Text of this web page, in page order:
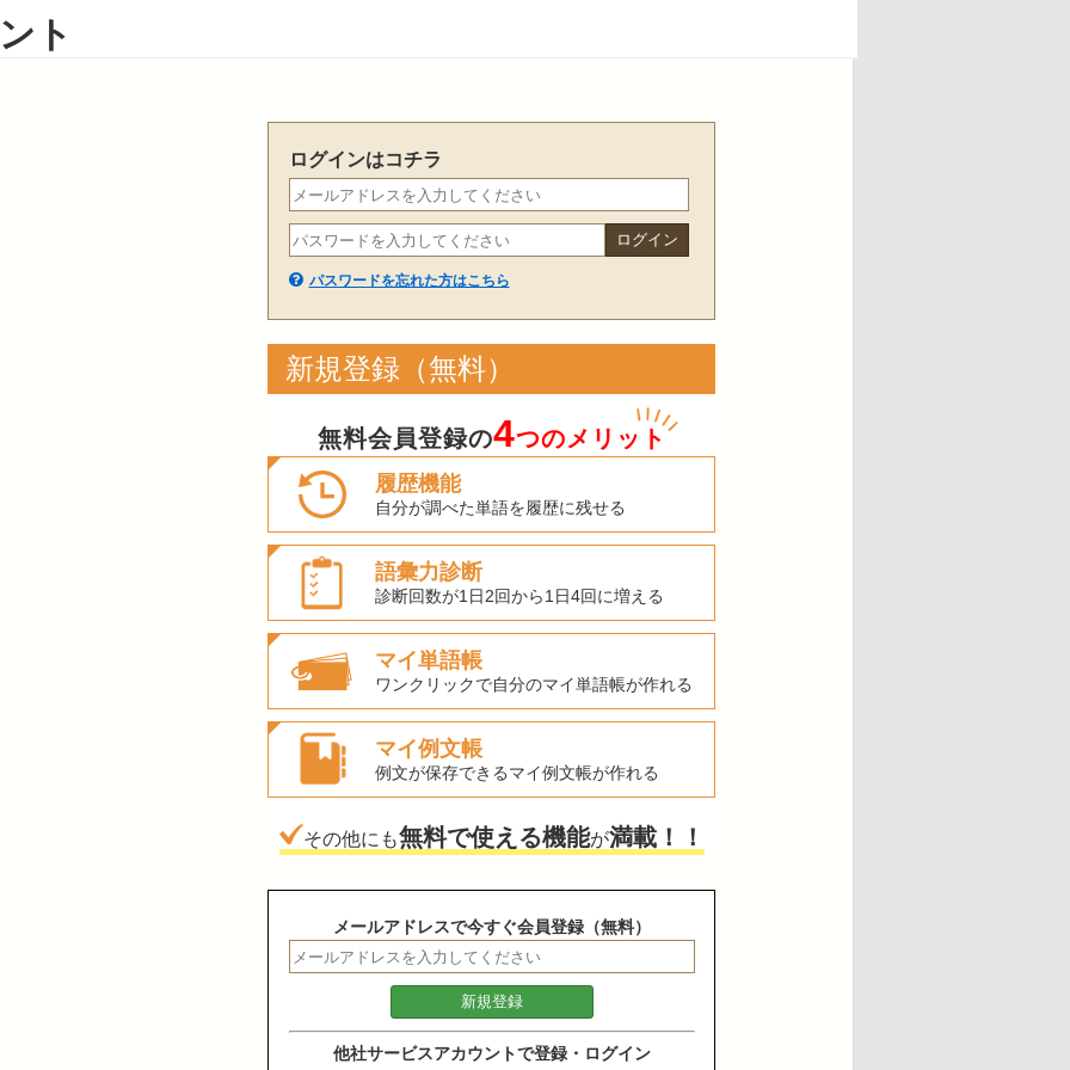
ト
ログインはコチラ
パスワードを忘れた方はこちら
新規登録（無料）
無料会員登録の4つのメリット
履歴機能
自分が調べた単語を履歴に残せる
語彙力診断
診断回数が1日2回から1日4回に増える
マイ単語帳
ワンクリックで自分のマイ単語帳が作れる
マイ例文帳
例文が保存できるマイ例文帳が作れる
その他にも無料で使える機能が満載！！
メールアドレスで今すぐ会員登録（無料）
他社サービスアカウントで登録・ログイン